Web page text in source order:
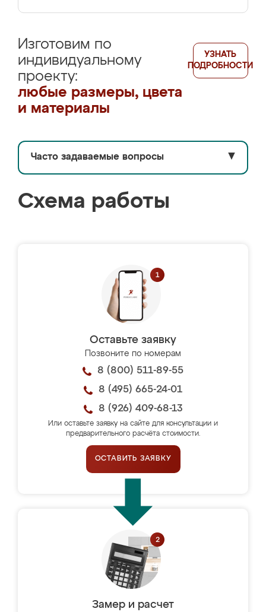
Изготовим по
индивидуальному
проекту:
любые размеры, цвета
и материалы
УЗНАТЬ
ПОДРОБНОСТИ
Часто задаваемые вопросы ▼
Схема работы
Оставьте заявку
Позвоните по номерам
8 (800) 511-89-55
8 (495) 665-24-01
8 (926) 409-68-13
Или оставьте заявку на сайте для консультации и
предварительного расчёта стоимости.
ОСТАВИТЬ ЗАЯВКУ
Замер и расчет